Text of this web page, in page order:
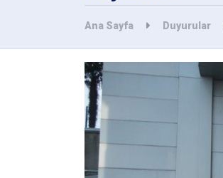
Ana Sayfa Duyurular